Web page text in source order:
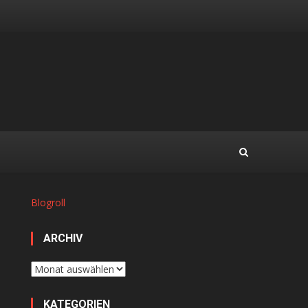
Blogroll
ARCHIV
Archiv
KATEGORIEN